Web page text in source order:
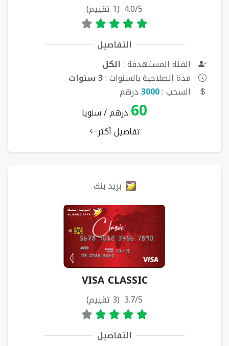
4.0/5 (1 تقييم)
التفاصيل
الفئة المستهدفة :الكل
مدة الصلاحية بالسنوات :3 سنوات
السحب :3000درهم
60 درهم / سنويا
تفاصيل أكثر
بريد بنك
VISA CLASSIC
3.7/5 (3 تقييم)
التفاصيل